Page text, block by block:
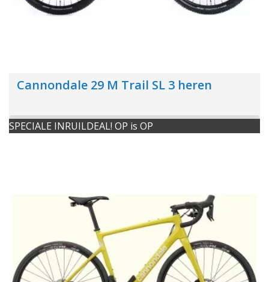
Cannondale 29 M Trail SL 3 heren
SPECIALE INRUILDEAL! OP is OP